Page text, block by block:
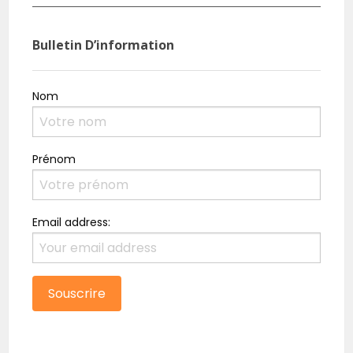
Bulletin D’information
Nom
Prénom
Email address: